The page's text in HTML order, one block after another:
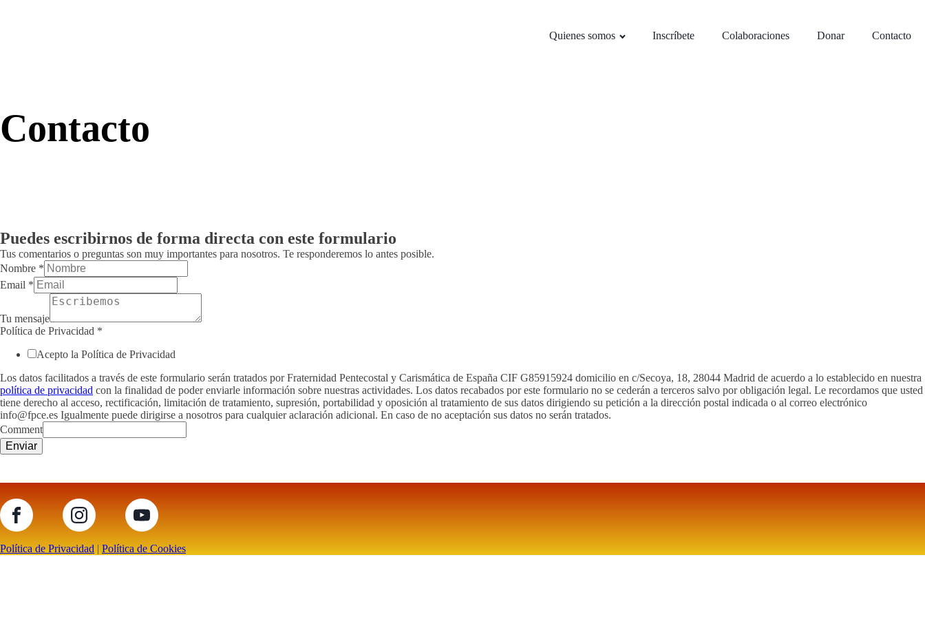
Quienes somos Inscríbete Colaboraciones Donar Contacto
Contacto
Puedes escribirnos de forma directa con este formulario
Tus comentarios o preguntas son muy importantes para nosotros. Te responderemos lo antes posible.
Nombre *
Email *
Tu mensaje
Política de Privacidad *
Acepto la Política de Privacidad
Los datos facilitados a través de este formulario serán tratados por Fraternidad Pentecostal y Carismática de España CIF G85915924 domicilio en c/Secoya, 18, 28044 Madrid de acuerdo a lo establecido en nuestra
política de privacidad con la finalidad de poder enviarle información sobre nuestras actividades. Los datos recabados por este formulario no se cederán a terceros salvo por obligación legal. Le recordamos que usted
tiene derecho al acceso, rectificación, limitación de tratamiento, supresión, portabilidad y oposición al tratamiento de sus datos dirigiendo su petición a la dirección postal indicada o al correo electrónico
info@fpce.es Igualmente puede dirigirse a nosotros para cualquier aclaración adicional. En caso de no aceptación sus datos no serán tratados.
Comment
Enviar
Política de Privacidad | Política de Cookies